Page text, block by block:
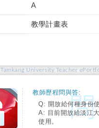
A
教學計畫表
Tamkang University Teacher
教師歷程問與答:
Q: 開放給何種身份
A: 目前開放給淡江
使用。